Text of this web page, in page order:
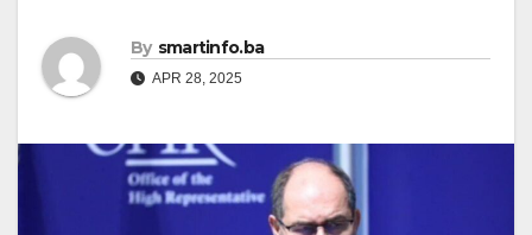
By smartinfo.ba
APR 28, 2025